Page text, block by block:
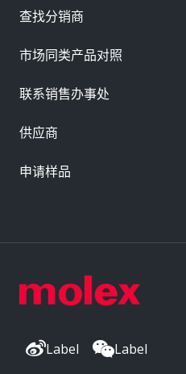
Label Label
查找分销商
市场同类产品对照
联系销售办事处
供应商
申请样品